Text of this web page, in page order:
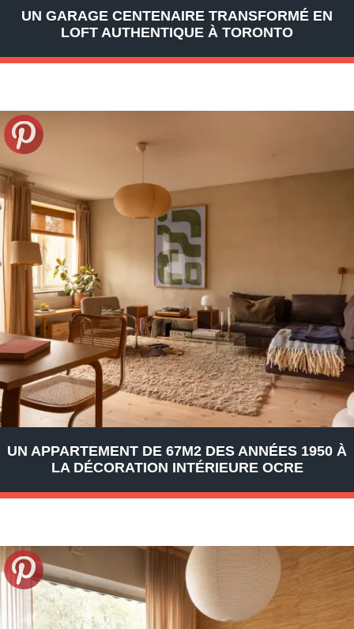
UN GARAGE CENTENAIRE TRANSFORMÉ EN
LOFT AUTHENTIQUE À TORONTO
UN APPARTEMENT DE 67M2 DES ANNÉES 1950 À
LA DÉCORATION INTÉRIEURE OCRE